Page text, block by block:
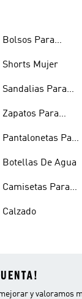
Bolsos Para
Shorts Mujer
Sandalias Para
Zapatos Para
Pantalonetas Para
Botellas De Agua
Camisetas Para
Calzado
y valoramos